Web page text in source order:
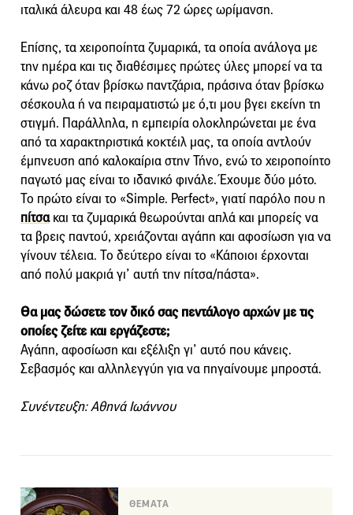
ιταλικά άλευρα και 48 έως 72 ώρες ωρίμανση.
Επίσης, τα χειροποίητα ζυμαρικά, τα οποία ανάλογα με
την ημέρα και τις διαθέσιμες πρώτες ύλες μπορεί να τα
κάνω ροζ όταν βρίσκω παντζάρια, πράσινα όταν βρίσκω
σέσκουλα ή να πειραματιστώ με ό,τι μου βγει εκείνη τη
στιγμή. Παράλληλα, η εμπειρία ολοκληρώνεται με ένα
από τα χαρακτηριστικά κοκτέιλ μας, τα οποία αντλούν
έμπνευση από καλοκαίρια στην Τήνο, ενώ το χειροποίητο
παγωτό μας είναι το ιδανικό φινάλε. Έχουμε δύο μότο.
Το πρώτο είναι το «Simple. Perfect», γιατί παρόλο που η
πίτσακαι τα ζυμαρικά θεωρούνται απλά και μπορείς να
τα βρεις παντού, χρειάζονται αγάπη και αφοσίωση για να
γίνουν τέλεια. Το δεύτερο είναι το «Κάποιοι έρχονται
από πολύ μακριά γι’ αυτή την πίτσα/πάστα».
Θα μας δώσετε τον δικό σας πεντάλογο αρχών με τις
οποίες ζείτε και εργάζεστε;
Αγάπη, αφοσίωση και εξέλιξη γι’ αυτό που κάνεις.
Σεβασμός και αλληλεγγύη για να πηγαίνουμε μπροστά.
Συνέντευξη: Αθηνά Ιωάννου
ΘΕΜΑΤΑ